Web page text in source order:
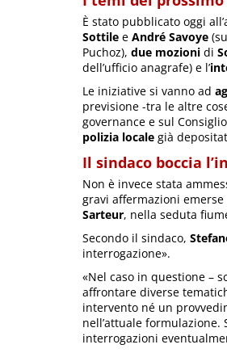
È stato pubblicato oggi
Sottile e André Savoye
Puchoz), due mozioni di
dell’ufficio anagrafe) e l’
Le iniziative si vanno ad
previsione -tra le altre
governance e sul
polizia locale già
Il sindaco boccia
Non è invece stata
gravi affermazioni
Sarteur, nella seduta
Secondo il sindaco,
interrogazione».
«Nel caso in questione –
affrontare diverse
intervento né un
nell’attuale
interrogazioni